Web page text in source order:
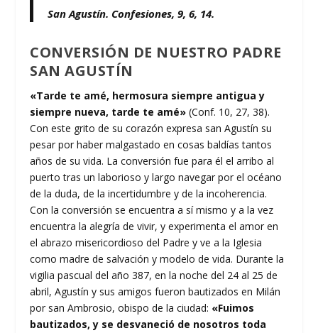
San Agustín. Confesiones, 9, 6, 14.
CONVERSIÓN DE NUESTRO PADRE
SAN AGUSTÍN
«Tarde te amé, hermosura siempre antigua y
siempre nueva, tarde te amé» (Conf. 10, 27, 38).
Con este grito de su corazón expresa san Agustín su
pesar por haber malgastado en cosas baldías tantos
años de su vida. La conversión fue para él el arribo al
puerto tras un laborioso y largo navegar por el océano
de la duda, de la incertidumbre y de la incoherencia.
Con la conversión se encuentra a sí mismo y a la vez
encuentra la alegría de vivir, y experimenta el amor en
el abrazo misericordioso del Padre y ve a la Iglesia
como madre de salvación y modelo de vida. Durante la
vigilia pascual del año 387, en la noche del 24 al 25 de
abril, Agustín y sus amigos fueron bautizados en Milán
por san Ambrosio, obispo de la ciudad: «Fuimos
bautizados, y se desvaneció de nosotros toda